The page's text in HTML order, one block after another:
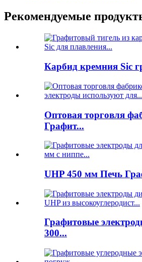
Рекомендуемые
Карбид кремния Sic
Оптовая торговля
Графит...
UHP 450 мм Печь
Графитовые
300...